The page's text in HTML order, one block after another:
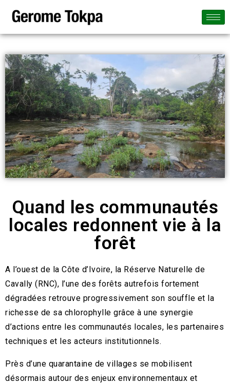
Quand les communautés
locales redonnent vie à la
forêt
A l’ouest de la Côte d’Ivoire, la Réserve Naturelle de
Cavally (RNC), l’une des forêts autrefois fortement
dégradées retrouve progressivement son souffle et la
richesse de sa chlorophylle grâce à une synergie
d’actions entre les communautés locales, les partenaires
techniques et les acteurs institutionnels.
Près d’une quarantaine de villages se mobilisent
désormais autour des enjeux environnementaux et